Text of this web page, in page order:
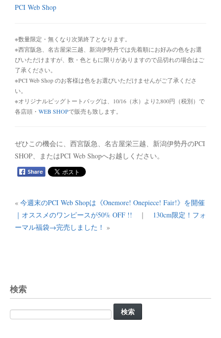
PCI Web Shop
※数量限定・無くなり次第終了となります。
※西宮阪急、名古屋栄三越、新潟伊勢丹では先着順にお好みの色をお選
びいただけますが、数・色ともに限りがありますので品切れの場合はご
了承ください。
※PCI Web Shop のお客様は色をお選びいただけませんがご了承くださ
い。
※オリジナルビッグトートバッグは、10/16（水）より2,800円（税別）で
各店頭・ WEB SHOPで販売も致します。
ぜひこの機会に、西宮阪急、名古屋栄三越、新潟伊勢丹のPCI
SHOP、またはPCI Web Shopへお越しください。
« 今週末のPCI Web Shopは《Onemore! Onepiece! Fair!》を開催
｜オススメのワンピースが50% OFF !! ｜
130cm限定！フォ
ーマル福袋→完売しました！ »
検索
検
索: